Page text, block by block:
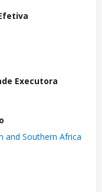
Executora
and Southern Africa